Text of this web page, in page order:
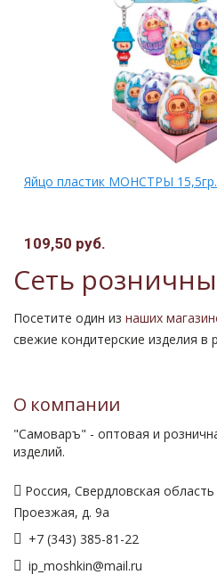
Яйцо пластик МОНСТРЫ
109,50 руб.
Сеть
Посетите один из наших
свежие кондитерские изделия
О компании
"Самоваръ" - оптовая и
изделий.
Россия, Свердловская область
Проезжая, д. 9а
+7 (343) 385-81-22
ip_moshkin@mail.ru